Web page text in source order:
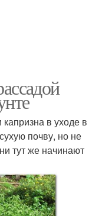
в уходе в
почву, но не
тут же начинают